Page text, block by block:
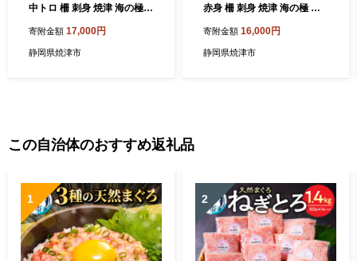
中トロ 柵 刺身 焼津 海の極
寄附金額 17,000円
静岡県焼津市
赤身 柵 刺身 焼津 海の極 計6
寄附金額 16,000円
静岡県焼津市
この自治体のおすすめ返礼品
1 2